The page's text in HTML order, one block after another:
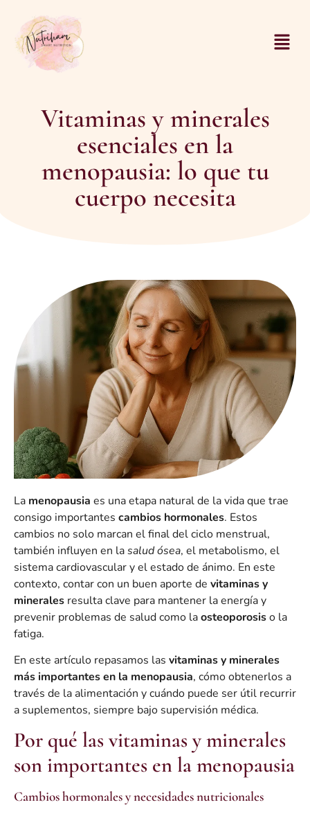
Vitaminas y minerales
esenciales en la
menopausia: lo que tu
cuerpo necesita
La menopausia es una etapa natural de la vida que trae
consigo importantes cambios hormonales. Estos
cambios no solo marcan el final del ciclo menstrual,
también influyen en lasalud ósea, el metabolismo, el
sistema cardiovascular y el estado de ánimo. En este
contexto, contar con un buen aporte de vitaminas y
minerales resulta clave para mantener la energía y
prevenir problemas de salud como laosteoporosiso la
fatiga.
En este artículo repasamos las vitaminas y minerales
más importantes en la menopausia, cómo obtenerlos a
través de la alimentación y cuándo puede ser útil recurrir
a suplementos, siempre bajo supervisión médica.
Por qué las vitaminas y minerales
son importantes en la menopausia
Cambios hormonales y necesidades nutricionales